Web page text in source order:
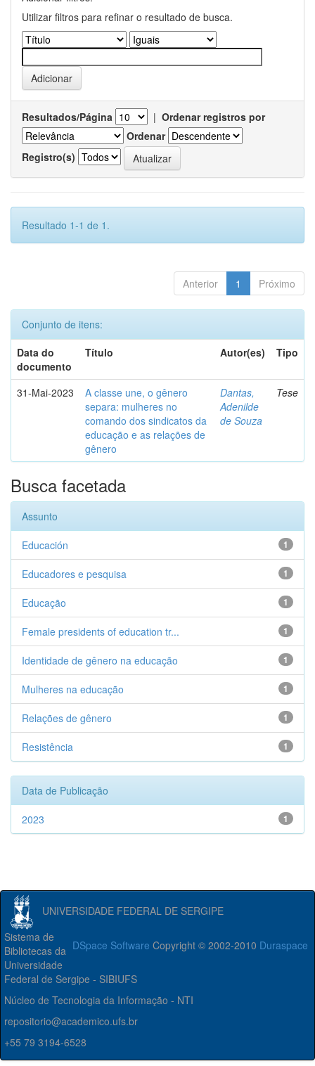
Utilizar filtros para refinar o resultado de busca.
Resultados/Página | Ordenar registros por
Ordenar
Registro(s)
Resultado 1-1 de 1.
Anterior 1 Próximo
Conjunto de itens:
Data do
documento
Título Autor(es) Tipo
31-Mai-2023
A classe une, o gênero
separa: mulheres no
comando dos sindicatos da
educação e as relações de
gênero
Dantas,
Adenilde
de Souza
Tese
Busca facetada
Assunto
1
Educación
1
Educadores e pesquisa
1
Educação
1
Female presidents of education tr...
1
Identidade de gênero na educação
1
Mulheres na educação
1
Relações de gênero
1
Resistência
Data de Publicação
1
2023
UNIVERSIDADE FEDERAL DE SERGIPE
DSpace Software Copyright © 2002-2010 Duraspace
Sistema de
Bibliotecas da
Universidade
Federal de Sergipe - SIBIUFS
Núcleo de Tecnologia da Informação - NTI
repositorio@academico.ufs.br
+55 79 3194-6528